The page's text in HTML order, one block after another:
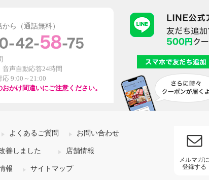
から（通話無料）
音声自動応答24時間
応 9:00～21:00
かけ間違いにご注意ください。
よくあるご質問 お問い合わせ
善しました 店舗情報
報 サイトマップ
メルマガに
登録する